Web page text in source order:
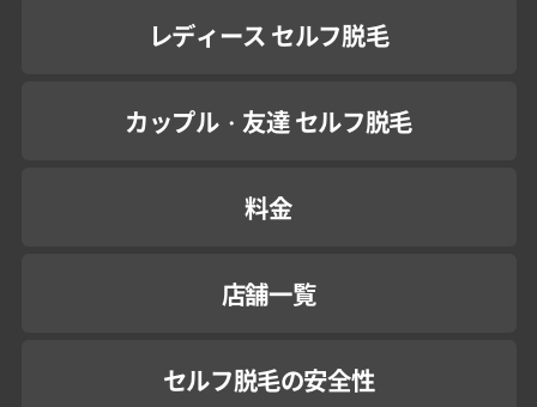
レディース セルフ脱毛
カップル・友達 セルフ脱毛
料金
店舗一覧
セルフ脱毛の安全性